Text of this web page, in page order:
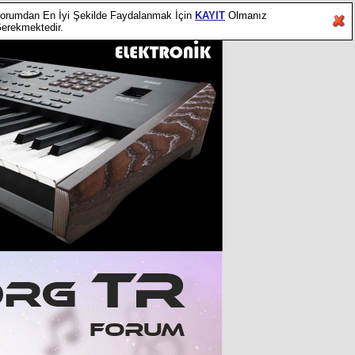
En İyi Şekilde Faydalanmak İçin KAYIT Olmanız